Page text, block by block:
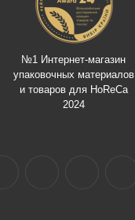
№1 Интернет-магазин
упаковочных материалов
и товаров для HoReCa
2024